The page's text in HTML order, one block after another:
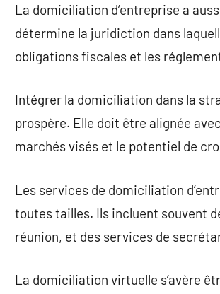
La domiciliation d’entreprise a
détermine la juridiction dans
obligations fiscales et les
Intégrer la domiciliation dans la
prospère. Elle doit être alignée
marchés visés et le potentiel de
Les services de domiciliation
toutes tailles. Ils incluent souvent
réunion, et des services de
La domiciliation virtuelle s’avère